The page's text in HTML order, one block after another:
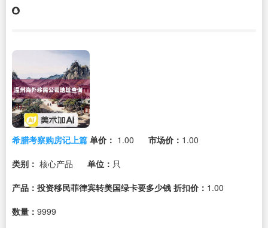
希腊考察购房记上篇 单价： 1.00 市场价： 1.00
类别： 核心产品 单位： 只
产品：投资移民菲律宾转美国绿卡要多少钱 折扣价： 1.00
数量： 9999